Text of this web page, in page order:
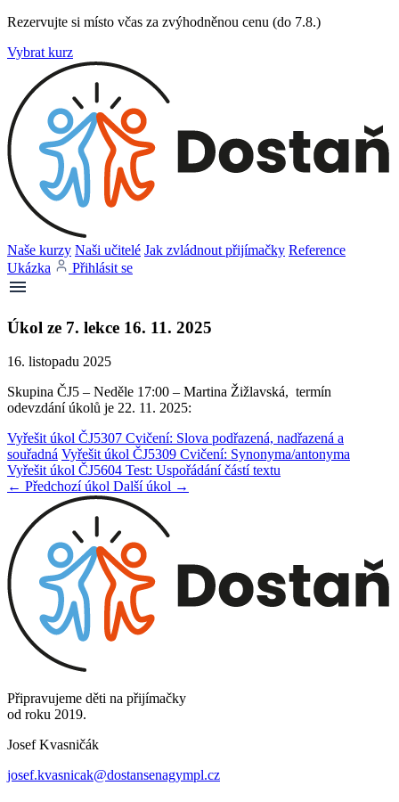
Rezervujte si místo včas za zvýhodněnou cenu (do 7.8.)
Vybrat kurz
Naše kurzy Naši učitelé Jak zvládnout přijímačky Reference
Ukázka
Přihlásit se
Úkol ze 7. lekce 16. 11. 2025
16. listopadu 2025
Skupina ČJ5 – Neděle 17:00 – Martina Žižlavská, termín
odevzdání úkolů je 22. 11. 2025:
Vyřešit úkol ČJ5307 Cvičení: Slova podřazená, nadřazená a
souřadná Vyřešit úkol ČJ5309 Cvičení: Synonyma/antonyma
Vyřešit úkol ČJ5604 Test: Uspořádání částí textu
← Předchozí úkol Další úkol →
Připravujeme děti na přijímačky
od roku 2019.
Josef Kvasničák
josef.kvasnicak@dostansenagympl.cz